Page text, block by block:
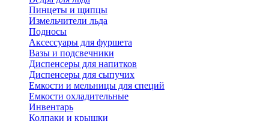
Пинцеты и щипцы
Измельчители льда
Подносы
Аксессуары для фуршета
Вазы и подсвечники
Диспенсеры для напитков
Диспенсеры для сыпучих
Емкости и мельницы для специй
Емкости охладительные
Инвентарь
Колпаки и крышки